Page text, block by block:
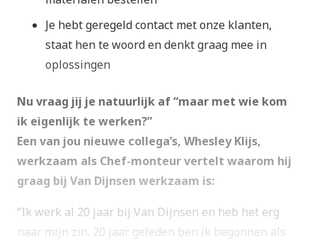
Je hebt geregeld contact met onze klanten,
staat hen te woord en denkt graag mee in
oplossingen
Nu vraag jij je natuurlijk af “maar met wie kom
ik eigenlijk te werken?”
Een van jou nieuwe collega’s, Whesley Klijs,
werkzaam als Chef-monteur vertelt waarom hij
graag bij Van Dijnsen werkzaam is:
‘’Ik werk al 20 jaar bij Van Dijnsen en heb het erg
naar mijn zin. 20 jaar geleden ben ik begonnen als